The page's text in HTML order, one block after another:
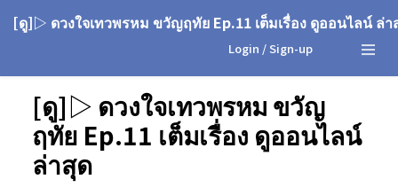
[ดู]▷ ดวงใจเทวพรหม ขวัญฤทัย Ep.11 เต็มเรื่อง ดูออนไลน์ ล่า
Login / Sign-up
[ดู]▷ ดวงใจเทวพรหม ขวัญ
ฤทัย Ep.11 เต็มเรื่อง ดูออนไลน์
ล่าสุด